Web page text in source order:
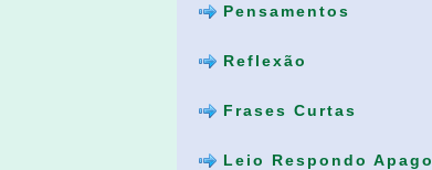
Pensamentos
Reflexão
Frases Curtas
Leio Respondo Apago